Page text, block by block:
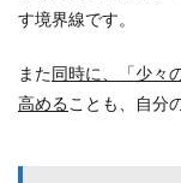
す境界線です。
また同時に、「少々
高めることも、自分